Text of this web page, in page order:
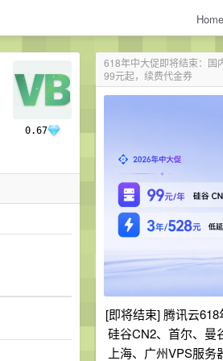
Home
618年中大促即将结束：国
99元起，续费代金券
[即将结束] 腾讯云618
硅谷CN2、首尔、曼
上海、广州VPS服
0.67